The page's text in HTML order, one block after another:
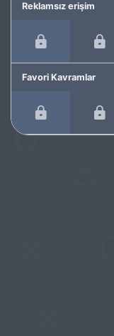
Reklamsız erişim
Favori Kavramlar